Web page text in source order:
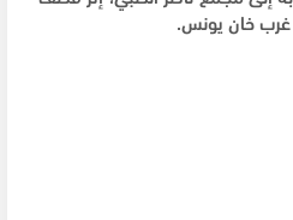
غرب خان يونس.